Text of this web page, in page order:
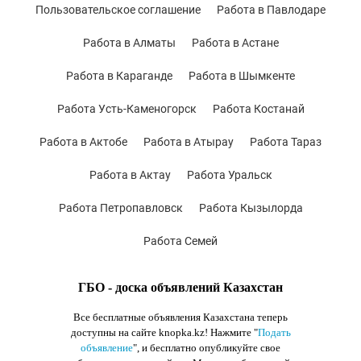
ГБО - доска объявлений Казахстан
Все бесплатные объявления Казахстана теперь
доступны на сайте knopka.kz! Нажмите "Подать
объявление", и бесплатно опубликуйте свое
Пользовательское соглашение Работа в Павлодаре
Работа в Алматы Работа в Астане
Работа в Караганде Работа в Шымкенте
Работа Усть-Каменогорск Работа Костанай
Работа в Актобе Работа в Атырау Работа Тараз
Работа в Актау Работа Уральск
Работа Петропавловск Работа Кызылорда
Работа Семей